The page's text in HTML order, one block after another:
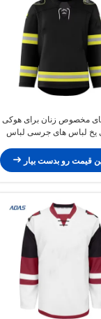
مخصوص زنان برای هوکی
یخ لباس های جرسی لباس
قیمت رو بدست بیار